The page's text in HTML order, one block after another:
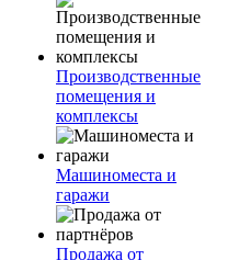
Производственные
помещения и
комплексы
Машиноместа и
гаражи
Продажа от